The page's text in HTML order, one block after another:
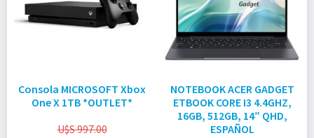
Consola MICROSOFT Xbox
One X 1TB *OUTLET*
U$S997.00
NOTEBOOK ACER GADGET
ETBOOK CORE I3 4.4GHZ,
16GB, 512GB, 14″ QHD,
ESPAÑOL